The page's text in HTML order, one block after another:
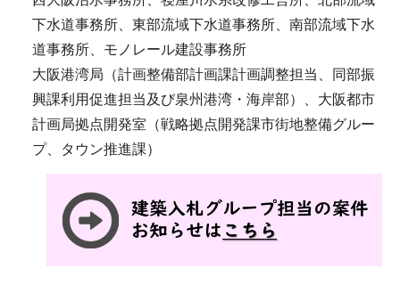
下水道事務所、東部流域下水道事務所、南部流域下水
道事務所、モノレール建設事務所
大阪港湾局（計画整備部計画課計画調整担当、同部振
興課利用促進担当及び泉州港湾・海岸部）、大阪都市
計画局拠点開発室（戦略拠点開発課市街地整備グルー
プ、タウン推進課）